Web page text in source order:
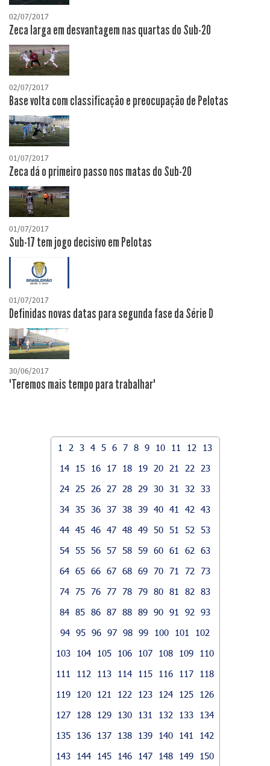
02/07/2017
Zeca larga em desvantagem nas quartas do Sub-20
02/07/2017
Base volta com classificação e preocupação de Pelotas
01/07/2017
Zeca dá o primeiro passo nos matas do Sub-20
01/07/2017
Sub-17 tem jogo decisivo em Pelotas
01/07/2017
Definidas novas datas para segunda fase da Série D
30/06/2017
"Teremos mais tempo para trabalhar"
1 2 3 4 5 6 7 8 9 10 11 12
13
14
15 16 17 18 19 20 21 22
23
24
25 26 27 28 29 30 31 32
33
34 35 36 37 38 39 40 41 42
43
44 45 46 47 48 49 50 51 52
53
54 55 56 57 58 59 60 61 62
63
64 65 66 67 68 69 70 71 72
73
74 75 76 77 78 79 80 81 82
83
84 85 86 87 88 89 90 91 92
93
94 95 96 97 98 99 100 101
102
103
104 105 106 107 108 109
110
111
112 113 114 115 116 117
118
119
120 121 122 123 124 125
126
127
128 129 130 131 132 133
134
135
136 137 138 139 140 141
142
143
144 145 146 147 148 149
150